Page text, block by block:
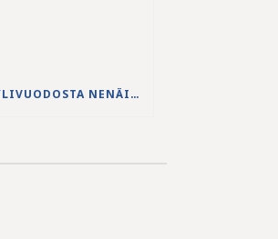
TIEDOTE YLIVUODOSTA NENÄINNIEMEN JÄTEVEDENPUHDISTAMOLLA